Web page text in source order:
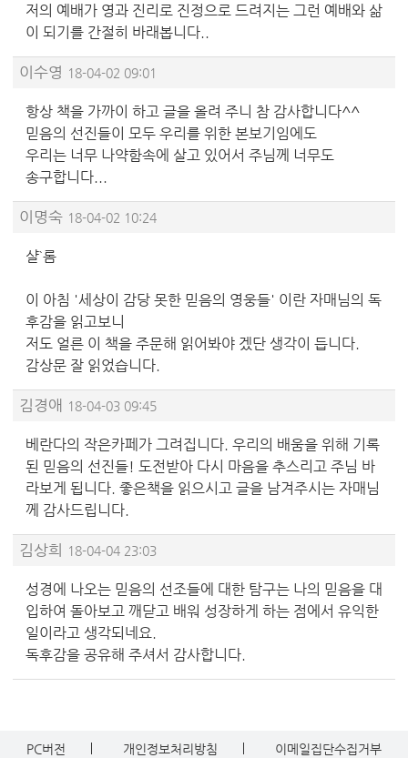
저의 예배가 영과 진리로 진정으로 드려지는 그런 예배와 삶
이 되기를 간절히 바래봅니다..
이수영 18-04-02 09:01
항상 책을 가까이 하고 글을 올려 주니 참 감사합니다^^
믿음의 선진들이 모두 우리를 위한 본보기임에도
우리는 너무 나약함속에 살고 있어서 주님께 너무도
송구합니다...
이명숙 18-04-02 10:24
샬`롬
이 아침 '세상이 감당 못한 믿음의 영웅들' 이란 자매님의 독
후감을 읽고보니
저도 얼른 이 책을 주문해 읽어봐야 겠단 생각이 듭니다.
감상문 잘 읽었습니다.
김경애 18-04-03 09:45
베란다의 작은카페가 그려집니다. 우리의 배움을 위해 기록
된 믿음의 선진들! 도전받아 다시 마음을 추스리고 주님 바
라보게 됩니다. 좋은책을 읽으시고 글을 남겨주시는 자매님
께 감사드립니다.
김상희 18-04-04 23:03
성경에 나오는 믿음의 선조들에 대한 탐구는 나의 믿음을 대
입하여 돌아보고 깨닫고 배워 성장하게 하는 점에서 유익한
일이라고 생각되네요.
독후감을 공유해 주셔서 감사합니다.
PC버전 개인정보처리방침 이메일집단수집거부